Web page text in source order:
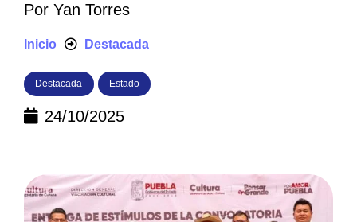
Por Yan Torres
Inicio Destacada
Destacada Estado
24/10/2025